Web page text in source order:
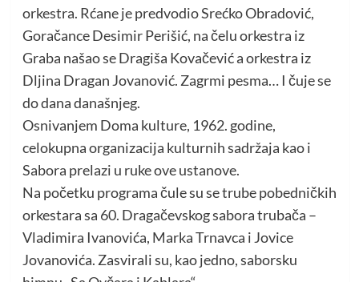
orkestra. Rćane je predvodio Srećko Obradović,
Goračance Desimir Perišić, na čelu orkestra iz
Graba našao se Dragiša Kovačević a orkestra iz
Dljina Dragan Jovanović. Zagrmi pesma… I čuje se
do dana današnjeg.
Osnivanjem Doma kulture, 1962. godine,
celokupna organizacija kulturnih sadržaja kao i
Sabora prelazi u ruke ove ustanove.
Na početku programa čule su se trube pobedničkih
orkestara sa 60. Dragačevskog sabora trubača –
Vladimira Ivanovića, Marka Trnavca i Jovice
Jovanovića. Zasvirali su, kao jedno, saborsku